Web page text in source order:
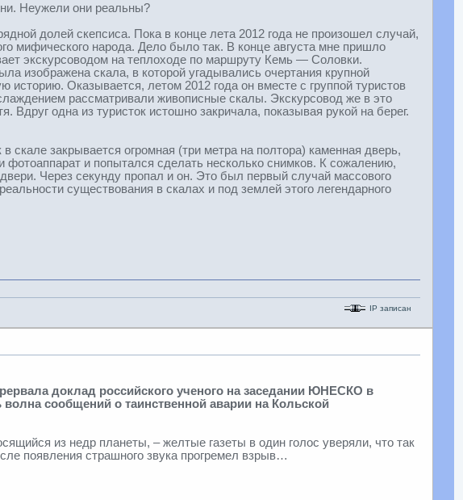
Неужели они реальны?
долей скепсиса. Пока в конце лета 2012 года не произошел случай,
мифического народа. Дело было так. В конце августа мне пришло
экскурсоводом на теплоходе по маршруту Кемь — Соловки.
изображена скала, в которой угадывались очертания крупной
Оказывается, летом 2012 года он вместе с группой туристов
рассматривали живописные скалы. Экскурсовод же в это
одна из туристок истошно закричала, показывая рукой на берег.
скале закрывается огромная (три метра на полтора) каменная дверь,
и попытался сделать несколько снимков. К сожалению,
Через секунду пропал и он. Это был первый случай массового
существования в скалах и под землей этого легендарного
IP записан
доклад российского ученого на заседании ЮНЕСКО в
сообщений о таинственной аварии на Кольской
из недр планеты, – желтые газеты в один голос уверяли, что так
появления страшного звука прогремел взрыв…